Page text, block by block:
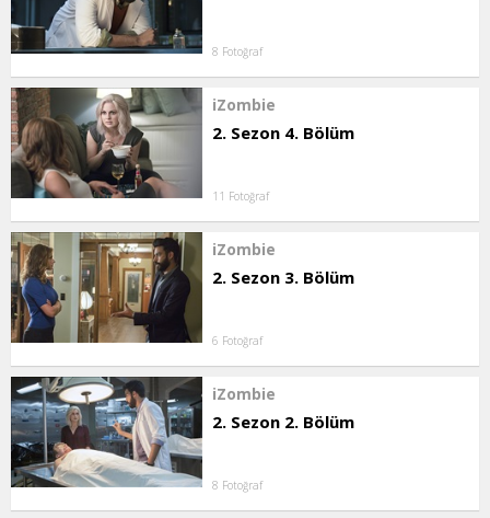
8 Fotoğraf
iZombie
2. Sezon 4. Bölüm
11 Fotoğraf
iZombie
2. Sezon 3. Bölüm
6 Fotoğraf
iZombie
2. Sezon 2. Bölüm
8 Fotoğraf